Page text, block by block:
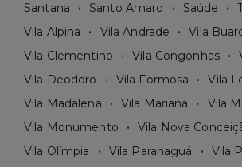
Santana
Santo Amaro Saúde
Vila Alpina
Vila Andrade
Vila
Vila Clementino
Vila Congonhas
Vila Deodoro
Vila Formosa
Vila
Vila Madalena
Vila Mariana
Vila
Vila Monumento
Vila Nova
Vila Olímpia
Vila Paranaguá
Vila